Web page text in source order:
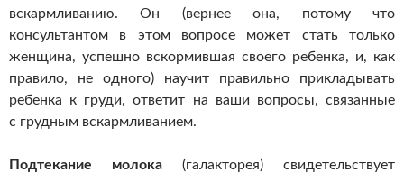
вскармливанию. Он (вернее она, потому что
консультантом в этом вопросе может стать только
женщина, успешно вскормившая своего ребенка, и, как
правило, не одного) научит правильно прикладывать
ребенка к груди, ответит на ваши вопросы, связанные
с грудным вскармливанием.
Подтекание молока (галакторея) свидетельствует